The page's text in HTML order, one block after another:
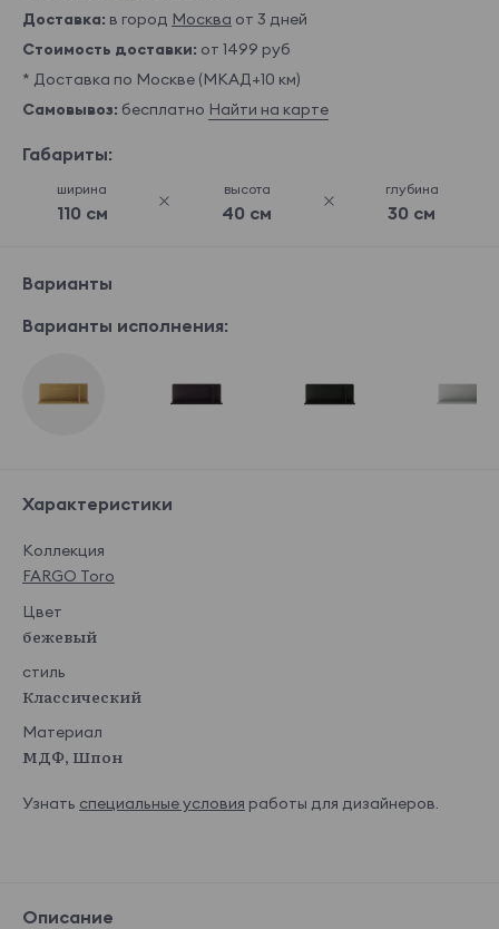
Доставка: в город Москва от 3 дней
Стоимость доставки: от 1499 руб
* Доставка по Москве (МКАД+10 км)
Самовывоз: бесплатно Найти на карте
Габариты:
ширина
110 см
высота
40 см
глубина
30 см
Варианты
Варианты исполнения:
Характеристики
Коллекция
FARGO Toro
Цвет
бежевый
стиль
Классический
Материал
МДФ, Шпон
Узнать специальные условия работы для дизайнеров.
Описание